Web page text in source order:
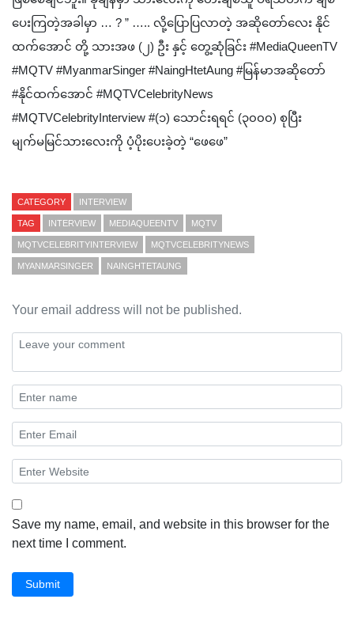
ပေးကြတဲ့အခါမှာ … ? ” ….. လို့‌ပြောပြလာတဲ့ အဆိုတော်လေး နိုင်
ထက်အောင် တို့ သားအဖ (၂) ဦး နှင့် တွေ့ဆုံခြင်း #MediaQueenTV
#MQTV #MyanmarSinger #NaingHtetAung #မြန်မာအဆိုတော်
#နိုင်ထက်အောင် #MQTVCelebrityNews
#MQTVCelebrityInterview #(၁) သောင်းရရင် (၃၀၀၀) စုပြီး
မျက်မမြင်သားလေးကို ပံ့ပိုးပေးခဲ့တဲ့ “ဖေဖေ”
CATEGORY INTERVIEW
TAG INTERVIEW MEDIAQUEENTV MQTV
MQTVCELEBRITYINTERVIEW MQTVCELEBRITYNEWS
MYANMARSINGER NAINGHTETAUNG
Your email address will not be published.
Save my name, email, and website in this browser for the
next time I comment.
Submit